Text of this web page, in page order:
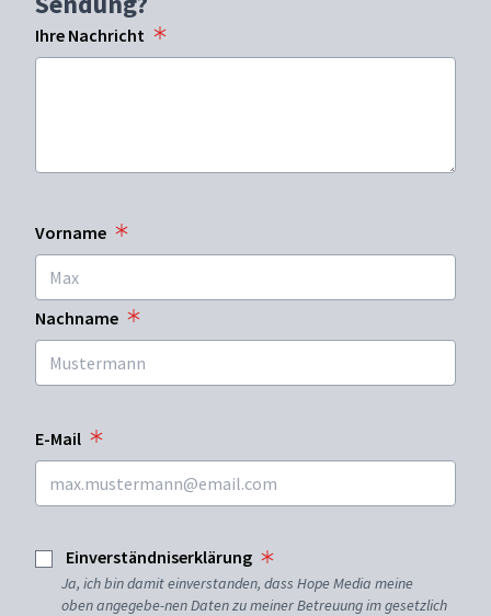
Ihre Nachricht
Vorname
Nachname
E-Mail
Einverständniserklärung
Ja, ich bin damit einverstanden, dass Hope Media meine
oben angegebe-nen Daten zu meiner Betreuung im gesetzlich